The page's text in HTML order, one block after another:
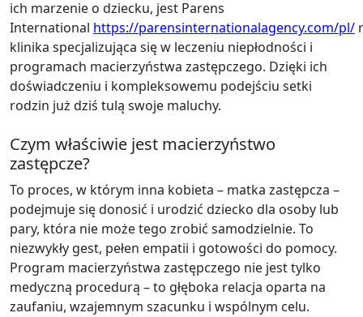
ich marzenie o dziecku, jest Parens
International https://parensinternationalagency.com/pl/
klinika specjalizująca się w leczeniu niepłodności i
programach macierzyństwa zastępczego. Dzięki ich
doświadczeniu i kompleksowemu podejściu setki
rodzin już dziś tulą swoje maluchy.
Czym właściwie jest macierzyństwo
zastępcze?
To proces, w którym inna kobieta – matka zastępcza –
podejmuje się donosić i urodzić dziecko dla osoby lub
pary, która nie może tego zrobić samodzielnie. To
niezwykły gest, pełen empatii i gotowości do pomocy.
Program macierzyństwa zastępczego nie jest tylko
medyczną procedurą – to głęboka relacja oparta na
zaufaniu, wzajemnym szacunku i wspólnym celu.